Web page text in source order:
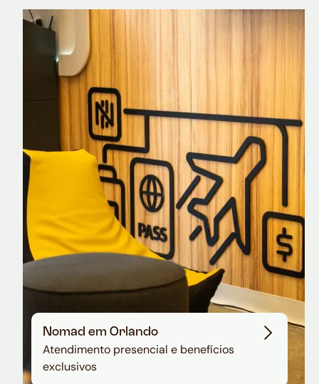
Nomad Explorer
Cartão de crédito brasileiro com cashback
em dólar
Nomad em Orlando
Atendimento presencial e benefícios
exclusivos